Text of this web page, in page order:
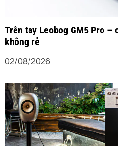
Trên tay Leobog GM5 Pro –
không rẻ
02/08/2026